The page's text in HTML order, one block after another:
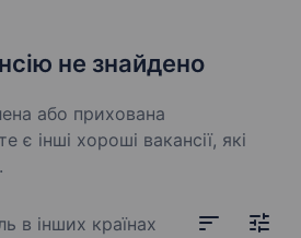
не знайдено
або прихована
інші хороші вакансії, які
в інших країнах